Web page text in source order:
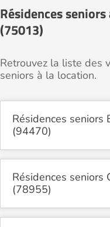
Résidences
(75013)
Retrouvez la liste des
seniors à la location.
Résidences
(94470)
Résidences seniors
(78955)